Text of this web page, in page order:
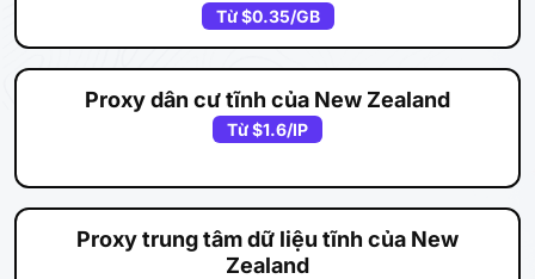
Từ$0.35/GB
Proxy dân cư tĩnh của New Zealand
Từ$1.6/IP
Proxy trung tâm dữ liệu tĩnh của New
Zealand